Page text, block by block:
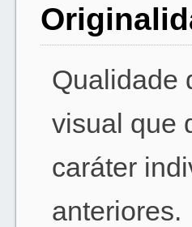
Qualidade
visual que
caráter
anteriores.